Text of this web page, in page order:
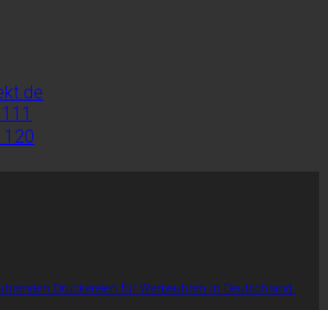
Druckereien für Werbeuhren in Deutschland.